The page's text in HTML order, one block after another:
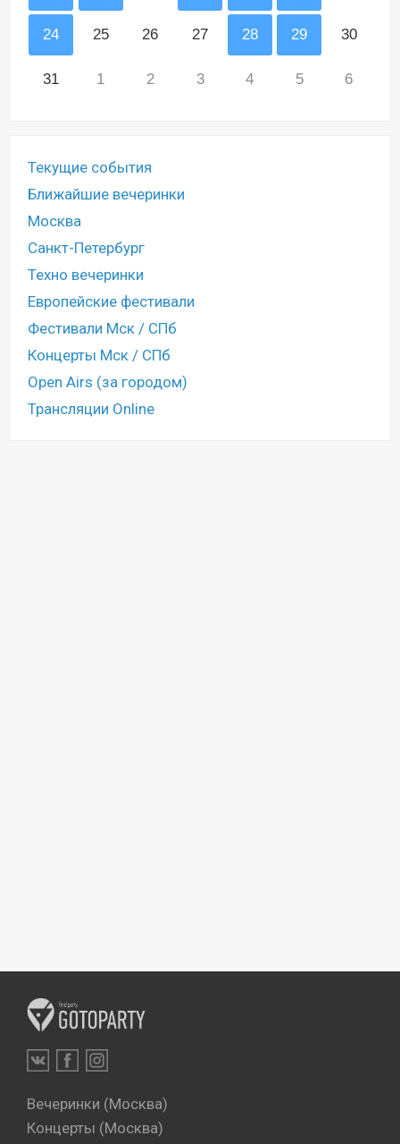
24 25 26 27 28 29 30
31 1 2 3 4 5 6
Текущие события
Ближайшие вечеринки
Москва
Санкт-Петербург
Техно вечеринки
Европейские фестивали
Фестивали Мск / СПб
Концерты Мск / СПб
Open Airs (за городом)
Трансляции Online
Вечеринки (Москва)
Концерты (Москва)